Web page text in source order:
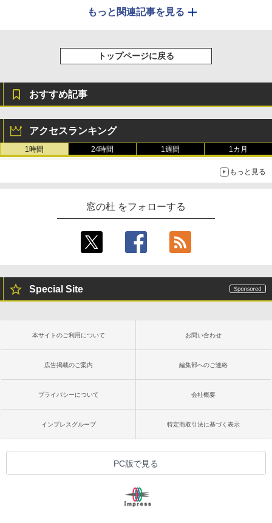
もっと関連記事を見る
トップページに戻る
おすすめ記事
アクセスランキング
1時間 24時間 1週間 1カ月
もっと見る
窓の杜 をフォローする
Special Site
本サイトのご利用について お問い合わせ
広告掲載のご案内 編集部へのご連絡
プライバシーについて 会社概要
インプレスグループ 特定商取引法に基づく表示
PC版で見る